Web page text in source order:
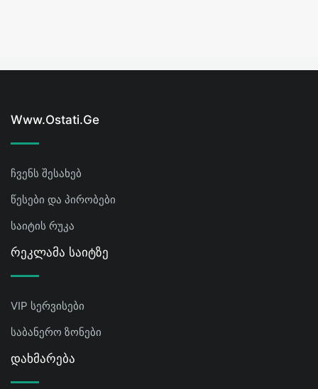
Www.ostati.ge
ჩვენს შესახებ
წესები და პირობები
საიტის რუკა
Რეკლამა Საიტზე
VIP სერვისები
საბანერო ზონები
Დახმარება